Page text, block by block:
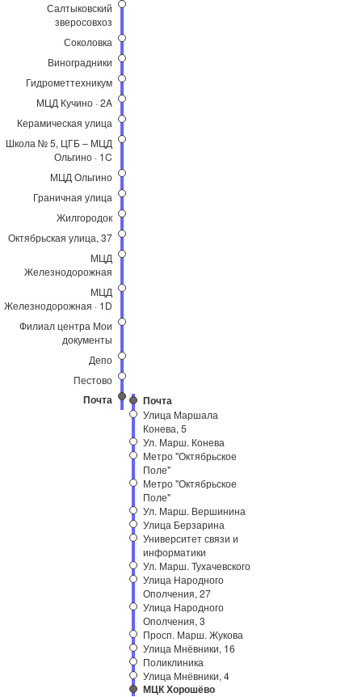
Салтыковский
зверосовхоз
Соколовка
Виноградники
Гидрометтехникум
МЦД Кучино · 2A
Керамическая улица
Школа № 5, ЦГБ – МЦД
Ольгино · 1C
МЦД Ольгино
Граничная улица
Жилгородок
Октябрьская улица, 37
МЦД
Железнодорожная
МЦД
Железнодорожная · 1D
Филиал центра Мои
документы
Депо
Пестово
Почта Почта
Улица Маршала
Конева, 5
Ул. Марш. Конева
Метро "Октябрьское
Поле"
Метро "Октябрьское
Поле"
Ул. Марш. Вершинина
Улица Берзарина
Университет связи и
информатики
Ул. Марш. Тухачевского
Улица Народного
Ополчения, 27
Улица Народного
Ополчения, 3
Просп. Марш. Жукова
Улица Мнёвники, 16
Поликлиника
Улица Мнёвники, 4
МЦК Хорошёво